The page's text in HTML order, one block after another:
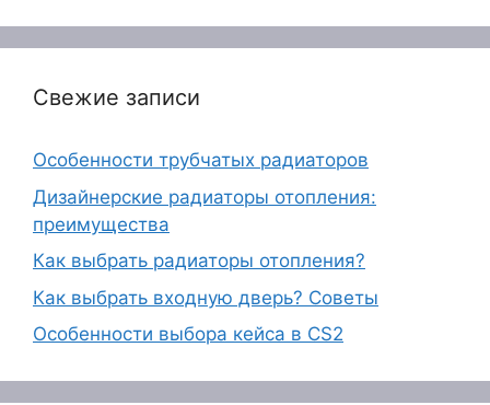
Свежие записи
Особенности трубчатых радиаторов
Дизайнерские радиаторы отопления:
преимущества
Как выбрать радиаторы отопления?
Как выбрать входную дверь? Советы
Особенности выбора кейса в CS2